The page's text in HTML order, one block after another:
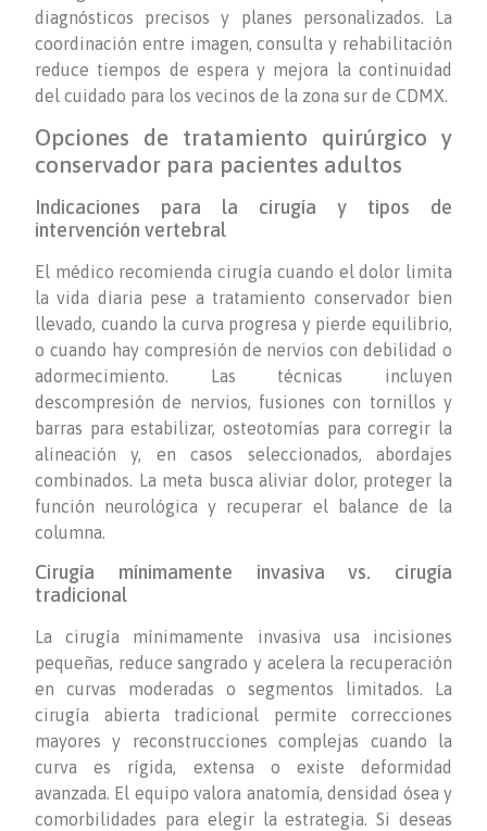
diagnósticos precisos y planes personalizados. La
coordinación entre imagen, consulta y rehabilitación
reduce tiempos de espera y mejora la continuidad
del cuidado para los vecinos de la zona sur de CDMX.
Opciones de tratamiento quirúrgico y
conservador para pacientes adultos
Indicaciones para la cirugía y tipos de
intervención vertebral
El médico recomienda cirugía cuando el dolor limita
la vida diaria pese a tratamiento conservador bien
llevado, cuando la curva progresa y pierde equilibrio,
o cuando hay compresión de nervios con debilidad o
adormecimiento. Las técnicas incluyen
descompresión de nervios, fusiones con tornillos y
barras para estabilizar, osteotomías para corregir la
alineación y, en casos seleccionados, abordajes
combinados. La meta busca aliviar dolor, proteger la
función neurológica y recuperar el balance de la
columna.
Cirugía mínimamente invasiva vs. cirugía
tradicional
La cirugía mínimamente invasiva usa incisiones
pequeñas, reduce sangrado y acelera la recuperación
en curvas moderadas o segmentos limitados. La
cirugía abierta tradicional permite correcciones
mayores y reconstrucciones complejas cuando la
curva es rígida, extensa o existe deformidad
avanzada. El equipo valora anatomía, densidad ósea y
comorbilidades para elegir la estrategia. Si deseas